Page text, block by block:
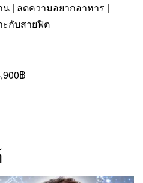
| ลดความอยากอาหาร |
กับสายฟิต
฿